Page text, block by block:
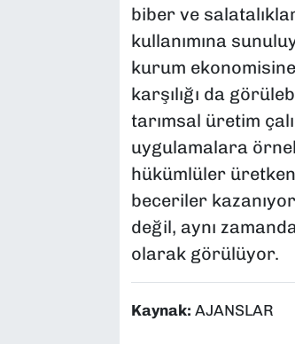
biber ve
kullanımına
kurum
karşılığı da
tarımsal üretim
uygulamalara
hükümlüler
beceriler
değil, aynı
olarak görülüyor.
Kaynak: AJANSLAR